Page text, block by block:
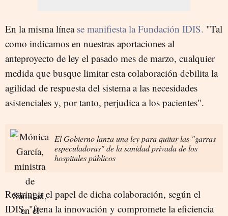
En la misma línease manifiesta la Fundación IDIS. "Tal
como indicamos en nuestras aportaciones al
anteproyecto de ley el pasado mes de marzo, cualquier
medida que busque limitar esta colaboración debilita la
agilidad de respuesta del sistema a las necesidades
asistenciales y, por tanto, perjudica a los pacientes".
El Gobierno lanza una ley para quitar las "garras
especuladoras" de la sanidad privada de los
hospitales públicos
Restringir el papel de dicha colaboración, según el
IDIS, "frena la innovación y compromete la eficiencia